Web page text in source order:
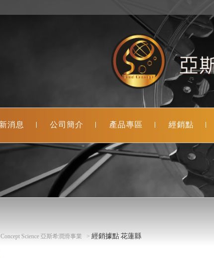
消息 公司簡介 產品專區 經銷點
Concept Science 亞斯希潤滑事業 >經銷據點 花蓮縣